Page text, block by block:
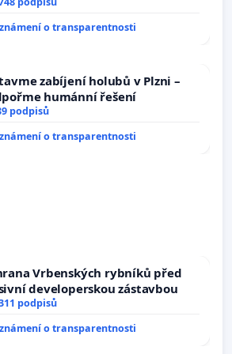
o transparentnosti
zabíjení holubů v Plzni –
humánní řešení
podpisů
o transparentnosti
Vrbenských rybníků před
developerskou zástavbou
podpisů
o transparentnosti